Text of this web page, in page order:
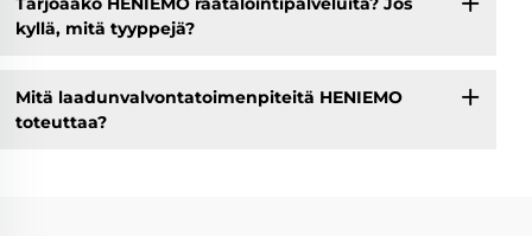
kyllä, mitä tyyppejä?
Mitä laadunvalvontatoimenpiteitä HENIEMO
toteuttaa?